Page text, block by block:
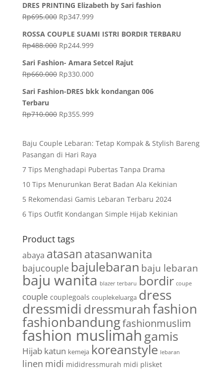
DRES PRINTING Elizabeth by Sari fashion
Rp695.000 Rp347.999
ROSSA COUPLE SUAMI ISTRI BORDIR TERBARU
Rp488.000 Rp244.999
Sari Fashion- Amara Setcel Rajut
Rp660.000 Rp330.000
Sari Fashion-DRES bkk kondangan 006
Terbaru
Rp710.000 Rp355.999
Baju Couple Lebaran: Tetap Kompak & Stylish Bareng
Pasangan di Hari Raya
7 Tips Menghadapi Pubertas Tanpa Drama
10 Tips Menurunkan Berat Badan Ala Kekinian
5 Rekomendasi Gamis Lebaran Terbaru 2024
6 Tips Outfit Kondangan Simple Hijab Kekinian
Product tags
abaya atasan atasanwanita
bajucouple bajulebaran baju lebaran
baju wanita blazer terbaru bordir coupe
couple couplegoals couplekeluarga dress
dressmidi dressmurahfashion
fashionbandungfashionmuslim
fashion muslimah gamis
Hijab katun kemeja koreanstyle lebaran
linen midi mididressmurah midi plisket